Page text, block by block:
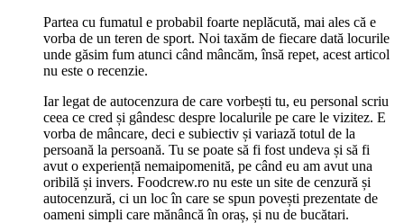
Partea cu fumatul e probabil foarte neplăcută, mai ales că e
vorba de un teren de sport. Noi taxăm de fiecare dată locurile
unde găsim fum atunci când mâncăm, însă repet, acest articol
nu este o recenzie.
Iar legat de autocenzura de care vorbești tu, eu personal scriu
ceea ce cred și gândesc despre localurile pe care le vizitez. E
vorba de mâncare, deci e subiectiv și variază totul de la
persoană la persoană. Tu se poate să fi fost undeva și să fi
avut o experiență nemaipomenită, pe când eu am avut una
oribilă și invers. Foodcrew.ro nu este un site de cenzură și
autocenzură, ci un loc în care se spun povești prezentate de
oameni simpli care mănâncă în oraș, și nu de bucătari.